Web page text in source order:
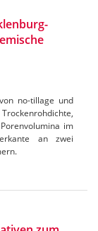
no-tillage und
im
an zwei